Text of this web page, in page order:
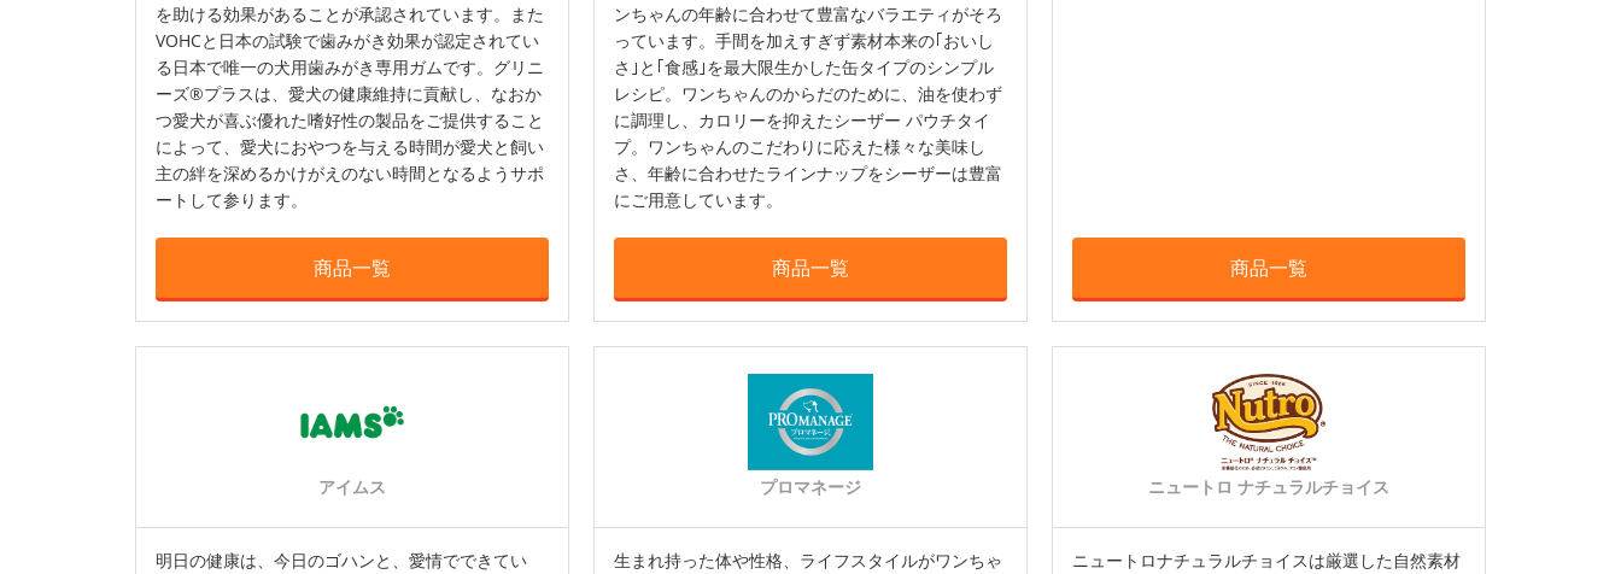
を助ける効果があることが承認されています。また
VOHCと日本の試験で歯みがき効果が認定されてい
る日本で唯一の犬用歯みがき専用ガムです。グリニ
ーズ®プラスは、愛犬の健康維持に貢献し、なおか
つ愛犬が喜ぶ優れた嗜好性の製品をご提供すること
によって、愛犬におやつを与える時間が愛犬と飼い
主の絆を深めるかけがえのない時間となるようサポ
ートして参ります。
商品一覧
ンちゃんの年齢に合わせて豊富なバラエティがそろ
っています。手間を加えすぎず素材本来の｢おいし
さ｣と｢食感｣を最大限生かした缶タイプのシンプル
レシピ。ワンちゃんのからだのために、油を使わず
に調理し、カロリーを抑えたシーザー パウチタイ
プ。ワンちゃんのこだわりに応えた様々な美味し
さ、年齢に合わせたラインナップをシーザーは豊富
にご用意しています。
商品一覧 商品一覧
アイムス
明日の健康は、今日のゴハンと、愛情でできてい
プロマネージ
生まれ持った体や性格、ライフスタイルがワンちゃ
ニュートロ ナチュラルチョイス
ニュートロナチュラルチョイスは厳選した自然素材